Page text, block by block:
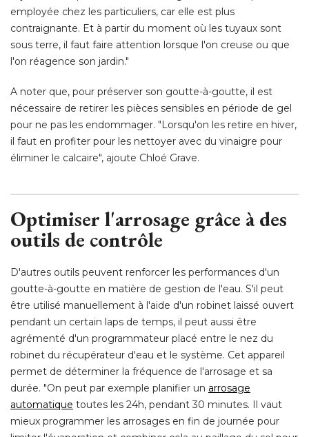
employée chez les particuliers, car elle est plus
contraignante. Et à partir du moment où les tuyaux sont
sous terre, il faut faire attention lorsque l'on creuse ou que
l'on réagence son jardin."
A noter que, pour préserver son goutte-à-goutte, il est
nécessaire de retirer les pièces sensibles en période de gel
pour ne pas les endommager. "Lorsqu'on les retire en hiver,
il faut en profiter pour les nettoyer avec du vinaigre pour
éliminer le calcaire", ajoute Chloé Grave.
Optimiser l'arrosage grâce à des
outils de contrôle
D'autres outils peuvent renforcer les performances d'un
goutte-à-goutte en matière de gestion de l'eau. S'il peut
être utilisé manuellement à l'aide d'un robinet laissé ouvert
pendant un certain laps de temps, il peut aussi être
agrémenté d'un programmateur placé entre le nez du
robinet du récupérateur d'eau et le système. Cet appareil
permet de déterminer la fréquence de l'arrosage et sa
durée. "On peut par exemple planifier un arrosage
automatique toutes les 24h, pendant 30 minutes. Il vaut
mieux programmer les arrosages en fin de journée pour